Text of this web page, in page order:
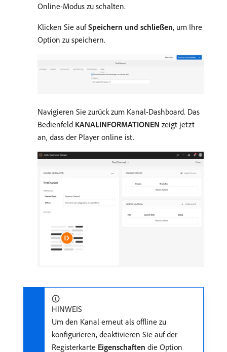
Online-Modus zu schalten.
Klicken Sie aufSpeichern und schließen, um Ihre
Option zu speichern.
Navigieren Sie zurück zum Kanal-Dashboard. Das
Bedienfeld KANALINFORMATIONEN zeigt jetzt
an, dass der Player online ist.
HINWEIS
Um den Kanal erneut als offline zu
konfigurieren, deaktivieren Sie auf der
Registerkarte Eigenschaften die Option